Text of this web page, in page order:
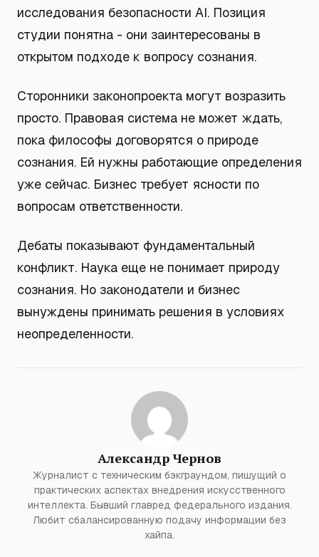
исследования безопасности AI. Позиция
студии понятна - они заинтересованы в
открытом подходе к вопросу сознания.
Сторонники законопроекта могут возразить
просто. Правовая система не может ждать,
пока философы договорятся о природе
сознания. Ей нужны работающие определения
уже сейчас. Бизнес требует ясности по
вопросам ответственности.
Дебаты показывают фундаментальный
конфликт. Наука еще не понимает природу
сознания. Но законодатели и бизнес
вынуждены принимать решения в условиях
неопределенности.
Александр Чернов
Журналист с техническим бэкграундом, пишущий о
практических аспектах внедрения искусственного
интеллекта. Бывший главред федерального издания.
Любит сбалансированную подачу информации без
хайпа.